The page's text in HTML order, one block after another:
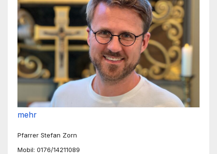
mehr
Pfarrer Stefan Zorn
Mobil: 0176/14211089